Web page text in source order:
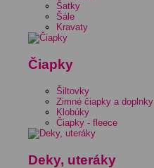
Šatky
Šále
Kravaty
Čiapky
Šiltovky
Zimné čiapky a doplnky
Klobúky
Čiapky - fleece
Deky, uteráky